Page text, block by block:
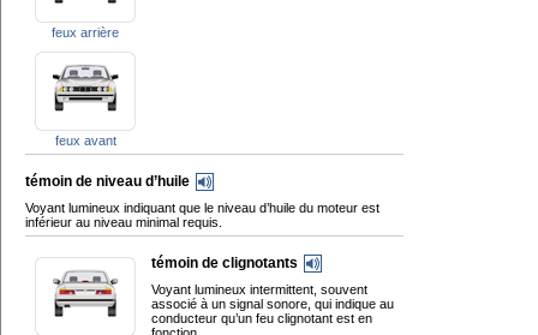
feux arrière
feux avant
témoin de niveau d’huile
Voyant lumineux indiquant que le niveau d’huile du moteur est
inférieur au niveau minimal requis.
témoin de clignotants
Voyant lumineux intermittent, souvent
associé à un signal sonore, qui indique au
conducteur qu’un feu clignotant est en